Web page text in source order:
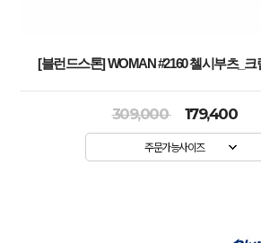
[블런드스톤] WOMAN #2160 첼시부츠_크
309,000 179,400
주문가능사이즈